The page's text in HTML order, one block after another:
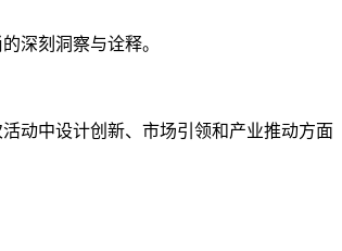
深刻洞察与诠释。
动中设计创新、市场引领和产业推动方面